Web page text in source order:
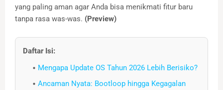
yang paling aman agar Anda bisa menikmati fitur baru
tanpa rasa was-was. (Preview)
Daftar Isi:
Mengapa Update OS Tahun 2026 Lebih Berisiko?
Ancaman Nyata: Bootloop hingga Kegagalan